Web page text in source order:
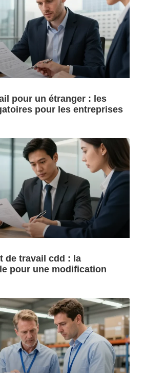
pour un étranger : les
pour les entreprises
de travail cdd : la
pour une modification